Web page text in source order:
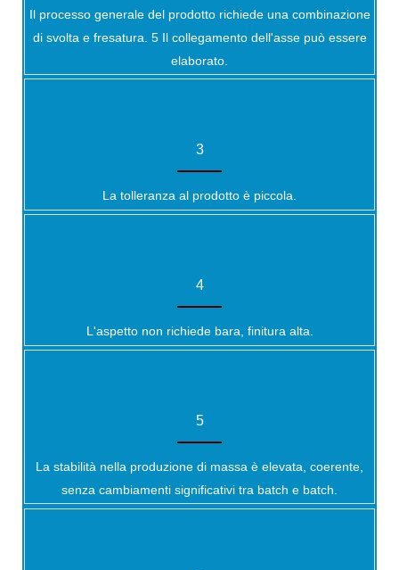
Il processo generale del prodotto richiede una combinazione
di svolta e fresatura. 5 Il collegamento dell'asse può essere
elaborato.
3
La tolleranza al prodotto è piccola.
4
L'aspetto non richiede bara, finitura alta.
5
La stabilità nella produzione di massa è elevata, coerente,
senza cambiamenti significativi tra batch e batch.